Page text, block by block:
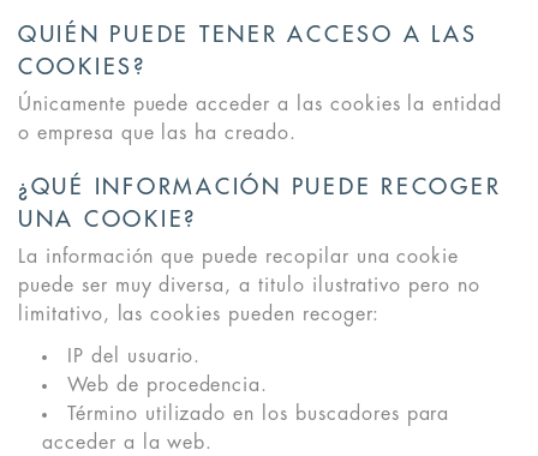
QUIÉN PUEDE TENER ACCESO A LAS
COOKIES?
Únicamente puede acceder a las cookies la entidad
o empresa que las ha creado.
¿QUÉ INFORMACIÓN PUEDE RECOGER
UNA COOKIE?
La información que puede recopilar una cookie
puede ser muy diversa, a titulo ilustrativo pero no
limitativo, las cookies pueden recoger:
IP del usuario.
Web de procedencia.
Término utilizado en los buscadores para
acceder a la web.